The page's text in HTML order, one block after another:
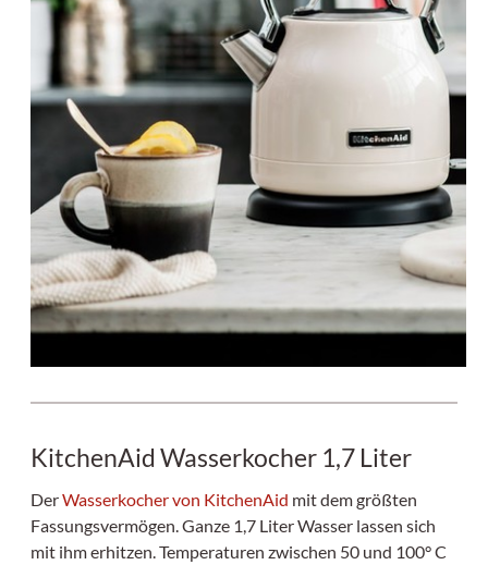
KitchenAid Wasserkocher 1,7 Liter
DerWasserkocher von KitchenAid mit dem größten
Fassungsvermögen. Ganze 1,7 Liter Wasser lassen sich
mit ihm erhitzen. Temperaturen zwischen 50 und 100° C